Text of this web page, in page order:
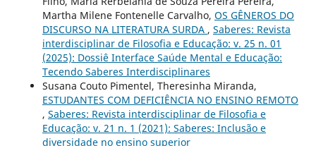
Martha Milene Fontenelle Carvalho, OS GÊNEROS DO
DISCURSO NA LITERATURA SURDA , Saberes: Revista
interdisciplinar de Filosofia e Educação: v. 25 n. 01
(2025): Dossiê Interface Saúde Mental e Educação:
Tecendo Saberes Interdisciplinares
Susana Couto Pimentel, Theresinha Miranda,
ESTUDANTES COM DEFICIÊNCIA NO ENSINO REMOTO
, Saberes: Revista interdisciplinar de Filosofia e
Educação: v. 21 n. 1 (2021): Saberes: Inclusão e
diversidade no ensino superior